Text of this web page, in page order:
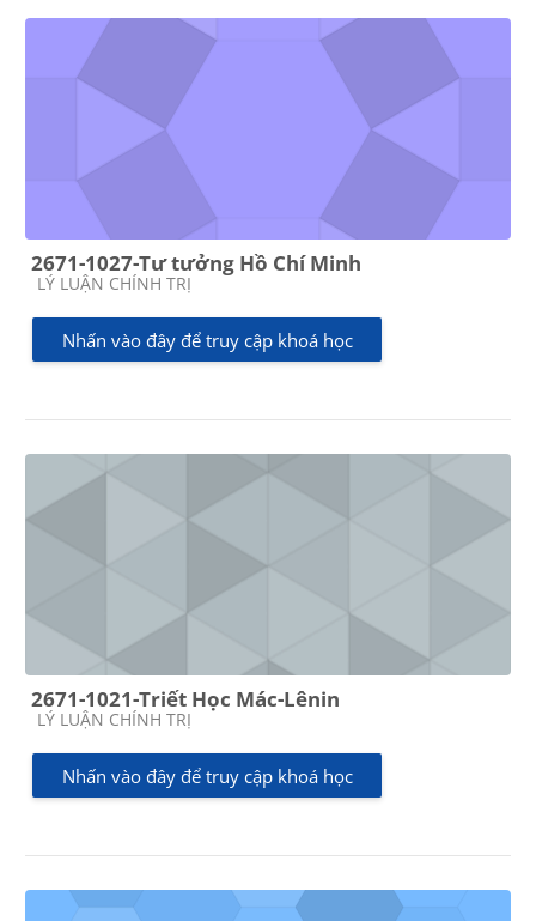
2671-1027-Tư tưởng Hồ Chí Minh
Các loại khóa học
LÝ LUẬN CHÍNH TRỊ
Nhấn vào đây để truy cập khoá học
2671-1021-Triết Học Mác-Lênin
Các loại khóa học
LÝ LUẬN CHÍNH TRỊ
Nhấn vào đây để truy cập khoá học